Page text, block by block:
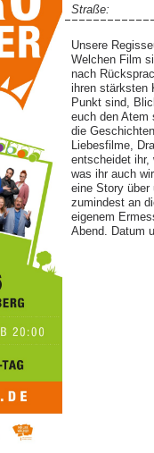
Straße:
Unsere
Welchen Film
nach
ihren stärksten
Punkt sind,
euch den Atem
die
Liebesfilme,
entscheidet ihr,
was ihr auch
eine Story über
zumindest an
eigenem
Abend. Datum